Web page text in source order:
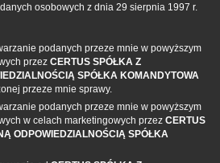
osobowych z dnia 29 sierpnia 1997 r.
podanych przeze mnie w powyższym
przez CERTUS SPÓŁKA Z
SPÓŁKA KOMANDYTOWA
przeze mnie sprawy.
podanych przeze mnie w powyższym
w celach marketingowych przez CERTUS
ODPOWIEDZIALNOŚCIĄ SPÓŁKA